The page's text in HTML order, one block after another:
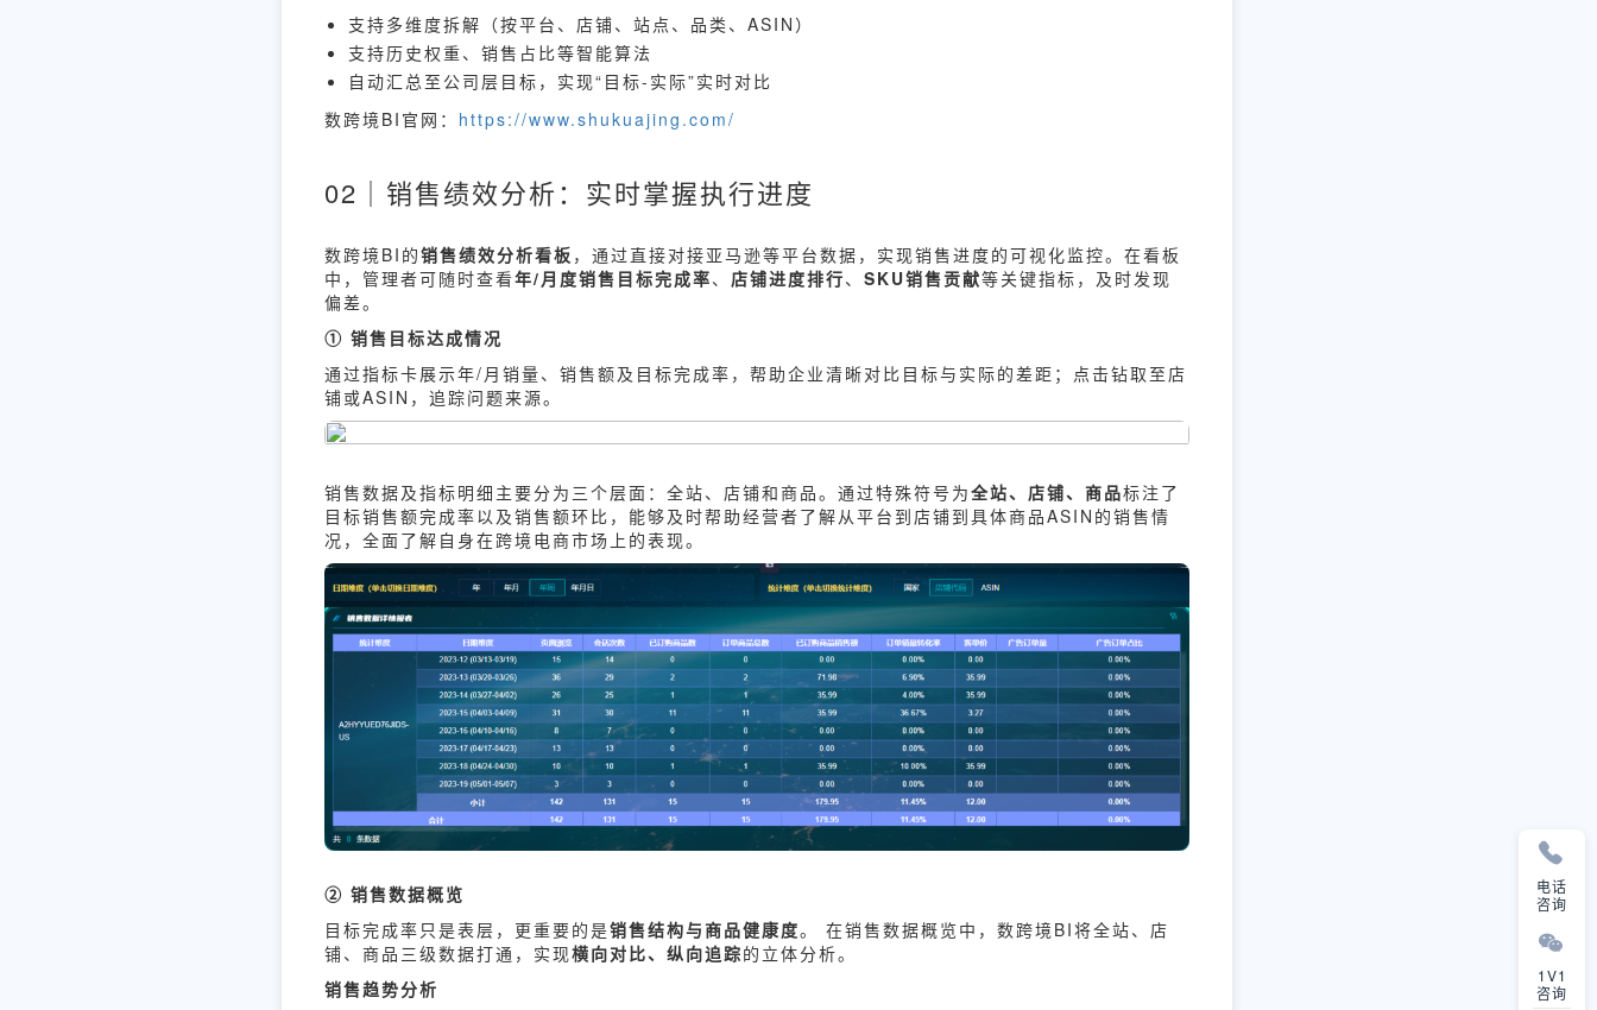
支持多维度拆解（按平台、店铺、站点、品类、ASIN）
支持历史权重、销售占比等智能算法
自动汇总至公司层目标，实现“目标-实际”实时对比
数跨境BI官网： https://www.shukuajing.com/
02｜销售绩效分析：实时掌握执行进度
数跨境BI的销售绩效分析看板 ，通过直接对接亚马逊等平台数据，实现销售进度的可视化监控。在看板
中，管理者可随时查看年/月度销售目标完成率、 店铺进度排行、 SKU销售贡献等关键指标，及时发现
偏差。
① 销售目标达成情况
通过指标卡展示年/月销量、销售额及目标完成率，帮助企业清晰对比目标与实际的差距；点击钻取至店
铺或ASIN，追踪问题来源。
销售数据及指标明细主要分为三个层面：全站、店铺和商品。通过特殊符号为全站、店铺、商品标注了
目标销售额完成率以及销售额环比，能够及时帮助经营者了解从平台到店铺到具体商品ASIN的销售情
况，全面了解自身在跨境电商市场上的表现。
② 销售数据概览
目标完成率只是表层，更重要的是销售结构与商品健康度。 在销售数据概览中，数跨境BI将全站、店
铺、商品三级数据打通，实现横向对比、纵向追踪的立体分析。
销售趋势分析
电话
咨询
1V1
咨询